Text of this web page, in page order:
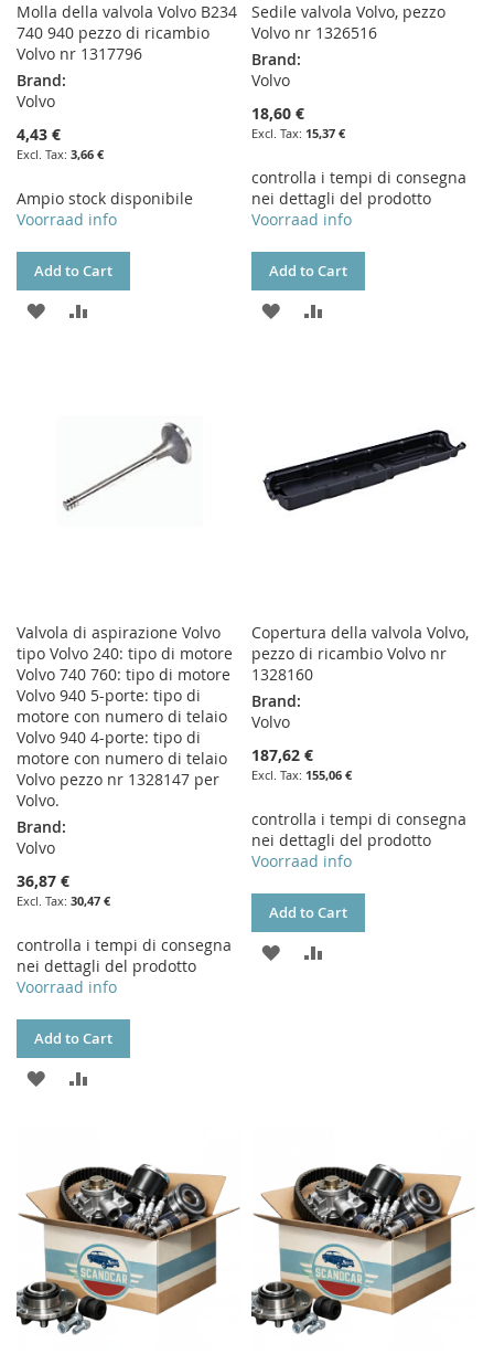
Molla della valvola Volvo B234
740 940 pezzo di ricambio
Volvo nr 1317796
Brand:
Volvo
4,43 €
3,66 €
Ampio stock disponibile
Voorraad info
Add to Cart
ADD
Sedile valvola Volvo, pezzo
Volvo nr 1326516
Brand:
Volvo
18,60 €
15,37 €
controlla i tempi di consegna
nei dettagli del prodotto
Voorraad info
Add to Cart
ADD
Valvola di aspirazione Volvo
tipo Volvo 240: tipo di motore
Volvo 740 760: tipo di motore
Volvo 940 5-porte: tipo di
motore con numero di telaio
Volvo 940 4-porte: tipo di
motore con numero di telaio
Volvo pezzo nr 1328147 per
Volvo.
Brand:
Volvo
36,87 €
30,47 €
controlla i tempi di consegna
nei dettagli del prodotto
Voorraad info
Add to Cart
ADD
LIST
Copertura della valvola Volvo,
pezzo di ricambio Volvo nr
1328160
Brand:
Volvo
187,62 €
155,06 €
controlla i tempi di consegna
nei dettagli del prodotto
Voorraad info
Add to Cart
ADD